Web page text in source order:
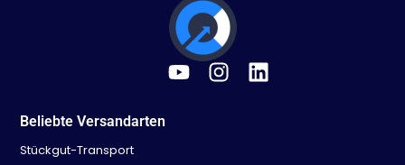
Beliebte Versandarten
Stückgut-Transport